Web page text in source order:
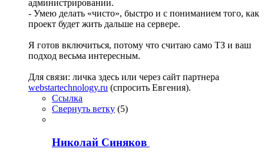
администрировании.
- Умею делать «чисто», быстро и с пониманием того, как
проект будет жить дальше на сервере.
Я готов включиться, потому что считаю само ТЗ и ваш
подход весьма интересным.
Для связи: личка здесь или через сайт партнера
webstartechnology.ru (спросить Евгения).
Ссылка
Свернуть ветку (5)
Николай Синяков